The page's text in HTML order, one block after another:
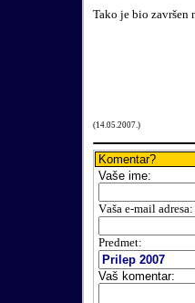
Tako je bio završen
(14.05.2007.)
Komentar?
Vaše ime:
Vaša e-mail adresa:
Predmet:
Vaš komentar: